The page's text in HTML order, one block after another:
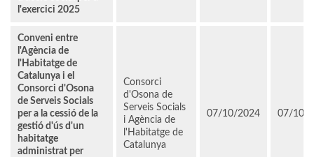
l'exercici 2025
Conveni entre
l'Agència de
l'Habitatge de
Catalunya i el
Consorci d'Osona
de Serveis Socials
per a la cessió de la
gestió d'ús d'un
habitatge
administrat per
Consorci
d'Osona de
Serveis Socials
i Agència de
l'Habitatge de
Catalunya
07/10/2024 07/10/